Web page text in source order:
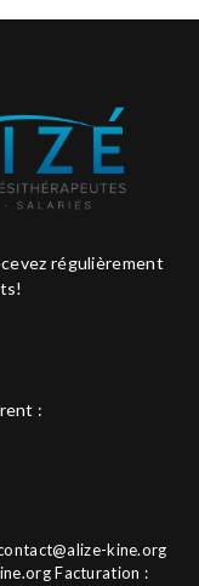
régulièrement
:
kine.org
Facturation :